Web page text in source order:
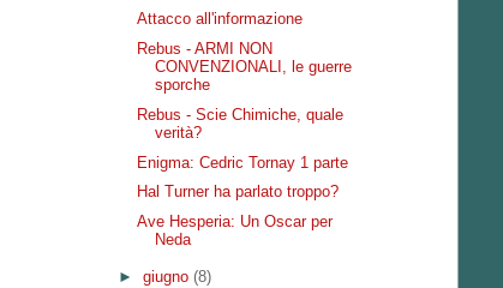
Attacco all'informazione
Rebus - ARMI NON
CONVENZIONALI, le guerre
sporche
Rebus - Scie Chimiche, quale
verità?
Enigma: Cedric Tornay 1 parte
Hal Turner ha parlato troppo?
Ave Hesperia: Un Oscar per
Neda
► giugno (8)